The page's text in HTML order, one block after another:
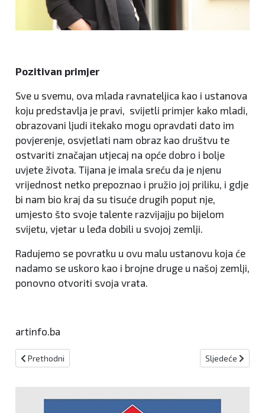
Pozitivan primjer
Sve u svemu, ova mlada ravnateljica kao i ustanova
koju predstavlja je pravi, svijetli primjer kako mladi,
obrazovani ljudi itekako mogu opravdati dato im
povjerenje, osvjetlati nam obraz kao društvu te
ostvariti značajan utjecaj na opće dobro i bolje
uvjete života. Tijana je imala sreću da je njenu
vrijednost netko prepoznao i pružio joj priliku, i gdje
bi nam bio kraj da su tisuće drugih poput nje,
umjesto što svoje talente razvijajju po bijelom
svijetu, vjetar u leđa dobili u svojoj zemlji.
Radujemo se povratku u ovu malu ustanovu koja će
nadamo se uskoro kao i brojne druge u našoj zemlji,
ponovno otvoriti svoja vrata.
artinfo.ba
Prethodni članak: Višemilijunska ulaganja u cestovnu
Prethodni Sljedeći
Sljedeće